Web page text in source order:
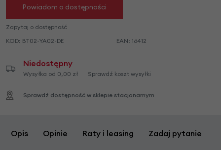
Powiadom o dostępności
Zapytaj o dostępność
KOD: BT02-YA02-DE EAN: 16412
Niedostępny
Wysyłka od 0,00 zł Sprawdź koszt wysyłki
Sprawdź dostępność w sklepie stacjonarnym
Opis Opinie Raty i leasing Zadaj pytanie